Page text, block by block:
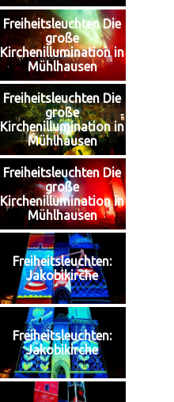
Freiheitsleuchten Die
große
Kirchenillumination in
Mühlhausen
Freiheitsleuchten Die
große
Kirchenillumination in
Mühlhausen
Freiheitsleuchten Die
große
Kirchenillumination in
Mühlhausen
Freiheitsleuchten:
Jakobikirche
Freiheitsleuchten:
Jakobikirche